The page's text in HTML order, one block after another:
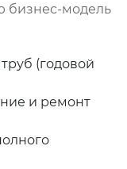
бизнес-модель
(годовой
и ремонт